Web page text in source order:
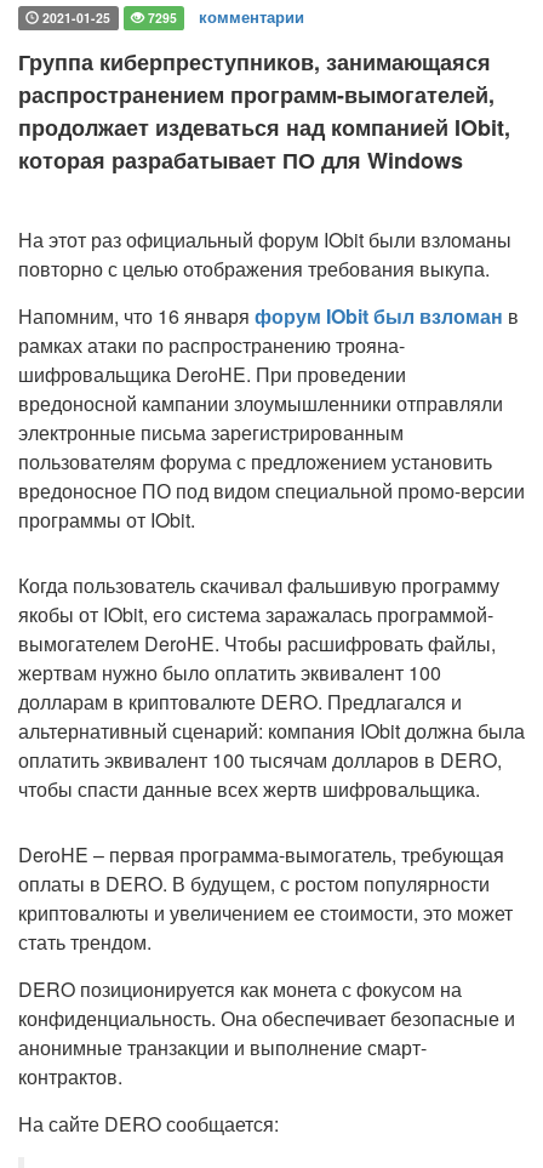
2021-01-25 7295 комментарии
Группа киберпреступников, занимающаяся
распространением программ-вымогателей,
продолжает издеваться над компанией IObit,
которая разрабатывает ПО для Windows
На этот раз официальный форум IObit были взломаны
повторно с целью отображения требования выкупа.
Напомним, что 16 января форум IObit был взломан в
рамках атаки по распространению трояна-
шифровальщика DeroHE. При проведении
вредоносной кампании злоумышленники отправляли
электронные письма зарегистрированным
пользователям форума с предложением установить
вредоносное ПО под видом специальной промо-версии
программы от IObit.
Когда пользователь скачивал фальшивую программу
якобы от IObit, его система заражалась программой-
вымогателем DeroHE. Чтобы расшифровать файлы,
жертвам нужно было оплатить эквивалент 100
долларам в криптовалюте DERO. Предлагался и
альтернативный сценарий: компания IObit должна была
оплатить эквивалент 100 тысячам долларов в DERO,
чтобы спасти данные всех жертв шифровальщика.
DeroHE – первая программа-вымогатель, требующая
оплаты в DERO. В будущем, с ростом популярности
криптовалюты и увеличением ее стоимости, это может
стать трендом.
DERO позиционируется как монета с фокусом на
конфиденциальность. Она обеспечивает безопасные и
анонимные транзакции и выполнение смарт-
контрактов.
На сайте DERO сообщается: